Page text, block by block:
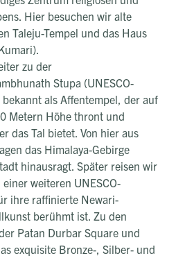
Hier besuchen wir alte
Taleju-Tempel und das Haus
zu der
Stupa (UNESCO-
als Affentempel, der auf
Metern Höhe thront und
das Tal bietet. Von hier aus
das Himalaya-Gebirge
hinausragt. Später reisen wir
weiteren UNESCO-
ihre raffinierte Newari-
berühmt ist. Zu den
Patan Durbar Square und
exquisite Bronze-, Silber- und